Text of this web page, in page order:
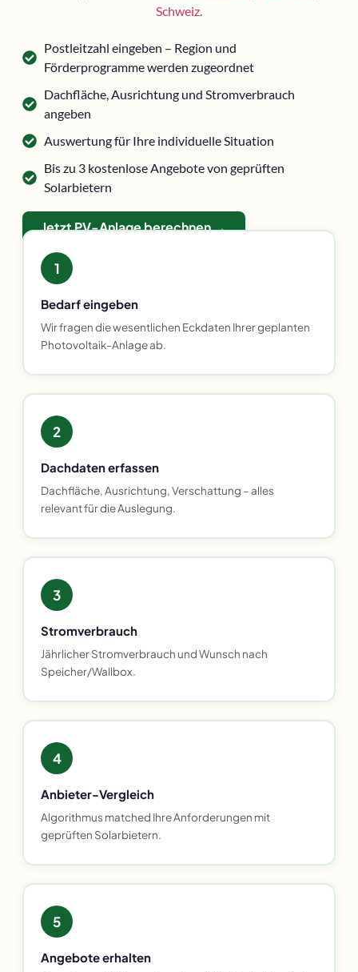
Schweiz
Postleitzahl eingeben – Region und
Förderprogramme werden zugeordnet
Dachfläche, Ausrichtung und Stromverbrauch
angeben
Auswertung für Ihre individuelle Situation
Bis zu 3 kostenlose Angebote von geprüften
Solarbietern
Jetzt PV-Anlage berechnen →
1
Bedarf eingeben
Wir fragen die wesentlichen Eckdaten Ihrer geplanten
Photovoltaik-Anlage ab.
2
Dachdaten erfassen
Dachfläche, Ausrichtung, Verschattung – alles
relevant für die Auslegung.
3
Stromverbrauch
Jährlicher Stromverbrauch und Wunsch nach
Speicher/Wallbox.
4
Anbieter-Vergleich
Algorithmus matched Ihre Anforderungen mit
geprüften Solarbietern.
5
Angebote erhalten